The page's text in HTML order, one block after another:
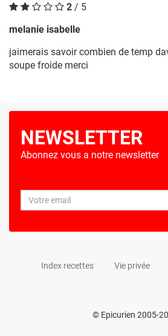
2 / 5
melanie isabelle
jaimerais savoir combien de temp
soupe froide merci
NEWSLETTER
Abonnez vous a notre newsletter
Index recettes Vie privée
© Epicurien 2005-